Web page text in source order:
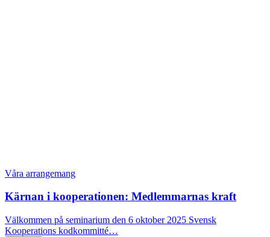
Våra arrangemang
Kärnan i kooperationen: Medlemmarnas kraft
Välkommen på seminarium den 6 oktober 2025 Svensk
Kooperations kodkommitté…